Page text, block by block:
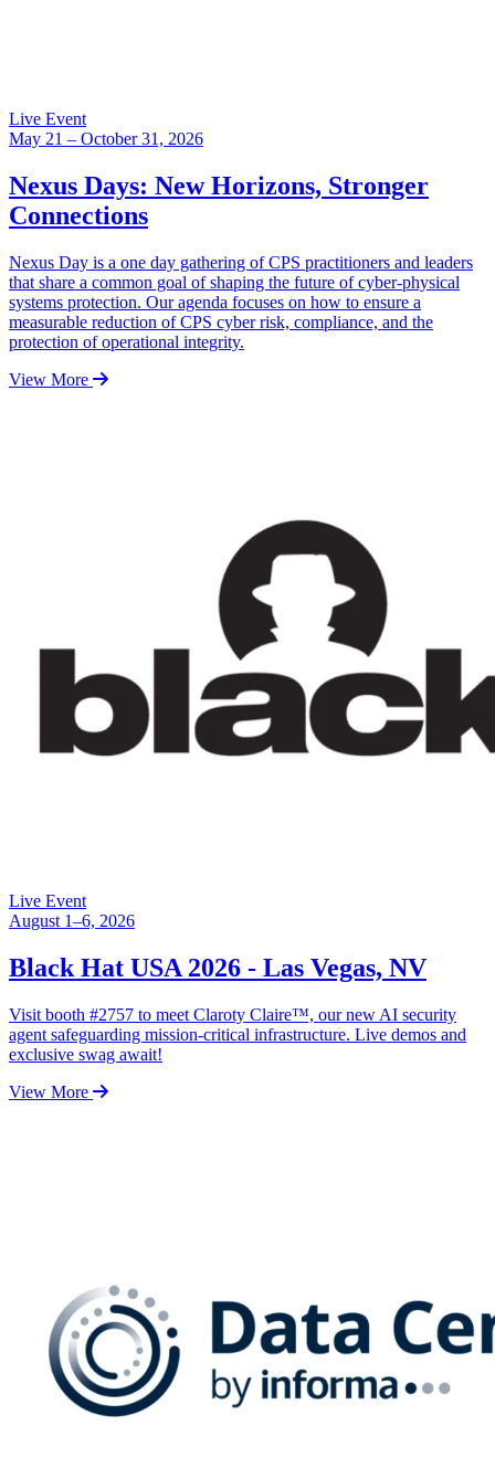
Live Event
May 21 – October 31, 2026
Nexus Days: New Horizons, Stronger
Connections
Nexus Day is a one day gathering of CPS practitioners and leaders
that share a common goal of shaping the future of cyber-physical
systems protection. Our agenda focuses on how to ensure a
measurable reduction of CPS cyber risk, compliance, and the
protection of operational integrity.
View More
Live Event
August 1–6, 2026
Black Hat USA 2026 - Las Vegas, NV
Visit booth #2757 to meet Claroty Claire™, our new AI security
agent safeguarding mission-critical infrastructure. Live demos and
exclusive swag await!
View More